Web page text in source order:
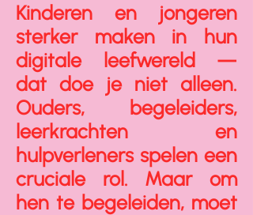
Kinderen en jongeren
sterker maken in hun
digitale leefwereld —
dat doe je niet alleen.
Ouders, begeleiders,
leerkrachten en
hulpverleners spelen een
cruciale rol. Maar om
hen te begeleiden, moet